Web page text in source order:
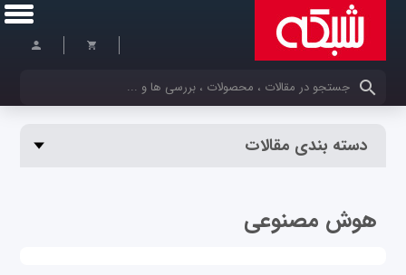
کلمات کلیدی خود را وارد کنید
دسته بندی مقالات
هوش مصنوعی